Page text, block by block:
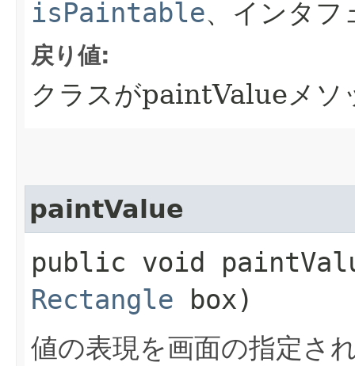
isPaintable、インタフ
戻り値:
クラスがpaintValueメソ
paintValue
public void
Rectangle box)
値の表現を画面の指定さ